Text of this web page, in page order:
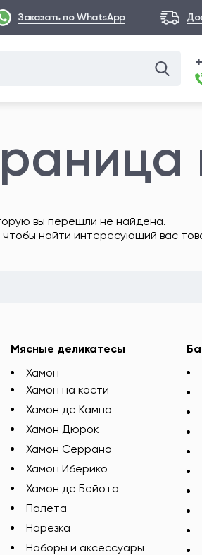
Заказать по WhatsApp
вы перешли не найдена.
чтобы найти интересующий вас
Мясные деликатесы
Хамон
Хамон на кости
Хамон де Кампо
Хамон Дюрок
Хамон Серрано
Хамон Иберико
Хамон де Бейота
Палета
Нарезка
Наборы и аксессуары